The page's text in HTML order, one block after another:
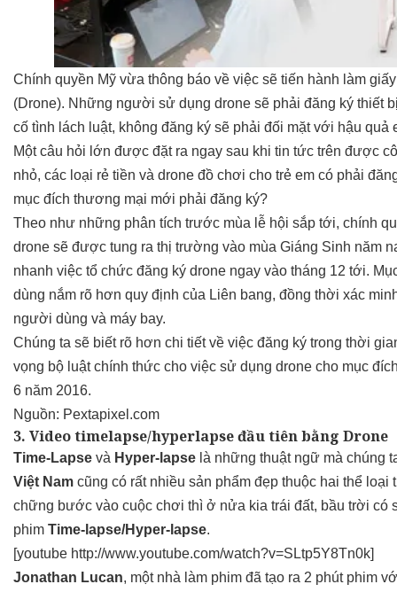
Chính quyền Mỹ vừa thông báo về việc sẽ tiến hành làm
(Drone). Những người sử dụng drone sẽ phải đăng ký thiết
cố tình lách luật, không đăng ký sẽ phải đối mặt với hậu quả
Một câu hỏi lớn được đặt ra ngay sau khi tin tức trên được
nhỏ, các loại rẻ tiền và drone đồ chơi cho trẻ em có phải
mục đích thương mại mới phải đăng ký?
Theo như những phân tích trước mùa lễ hội sắp tới, chính
drone sẽ được tung ra thị trường vào mùa Giáng Sinh năm
nhanh việc tổ chức đăng ký drone ngay vào tháng 12 tới.
dùng nắm rõ hơn quy định của Liên bang, đồng thời xác
người dùng và máy bay.
Chúng ta sẽ biết rõ hơn chi tiết về việc đăng ký trong thời
vọng bộ luật chính thức cho việc sử dụng drone cho mục
6 năm 2016.
Nguồn: Pextapixel.com
3. Video timelapse/hyperlapse đầu tiên bằng Drone
Time-Lapse và Hyper-lapse là những thuật ngữ mà chúng
Việt Nam cũng có rất nhiều sản phẩm đẹp thuộc hai thể
chững bước vào cuộc chơi thì ở nửa kia trái đất, bầu trời có
phim Time-lapse/Hyper-lapse.
[youtube http://www.youtube.com/watch?v=SLtp5Y8Tn0k]
Jonathan Lucan, một nhà làm phim đã tạo ra 2 phút phim